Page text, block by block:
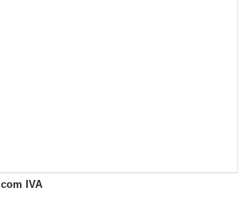
com IVA